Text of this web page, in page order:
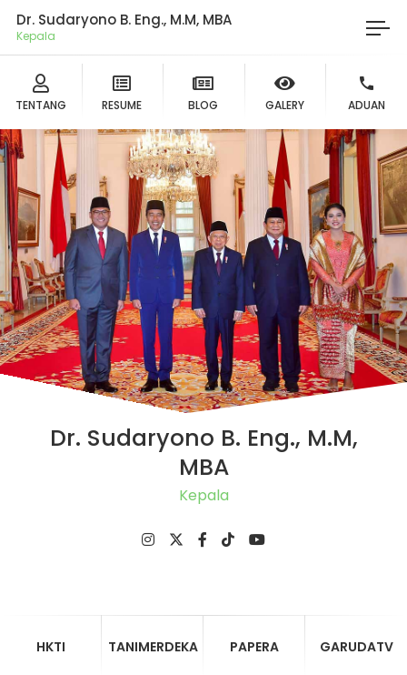
Dr. Sudaryono B. Eng., M.M, MBA
Ketu
TENTANG RESUME BLOG GALERY ADUAN
Dr. Sudaryono B. Eng., M.M,
MBA
Ketu
HKTI TANIMERDEKA PAPERA GARUDATV